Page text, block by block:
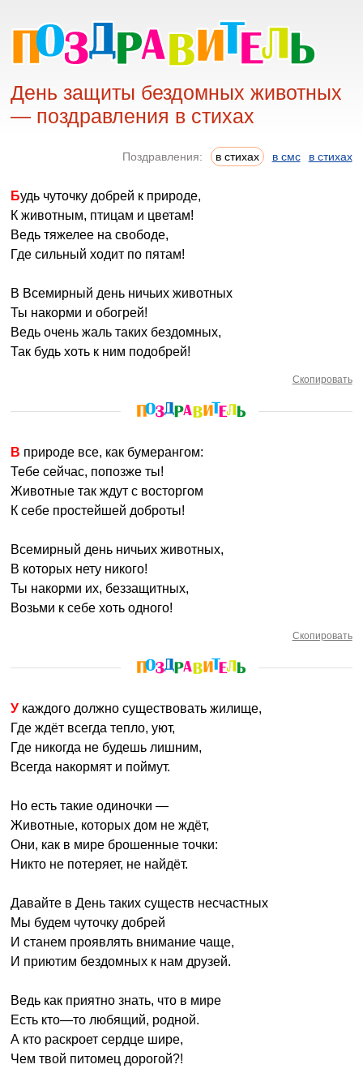
День защиты бездомных животных
— поздравления в стихах
Поздравления: в стихах в смс в стихах
Будь чуточку добрей к природе,
К животным, птицам и цветам!
Ведь тяжелее на свободе,
Где сильный ходит по пятам!
В Всемирный день ничьих животных
Ты накорми и обогрей!
Ведь очень жаль таких бездомных,
Так будь хоть к ним подобрей!
Скопировать
В природе все, как бумерангом:
Тебе сейчас, попозже ты!
Животные так ждут с восторгом
К себе простейшей доброты!
Всемирный день ничьих животных,
В которых нету никого!
Ты накорми их, беззащитных,
Возьми к себе хоть одного!
Скопировать
У каждого должно существовать жилище,
Где ждёт всегда тепло, уют,
Где никогда не будешь лишним,
Всегда накормят и поймут.
Но есть такие одиночки —
Животные, которых дом не ждёт,
Они, как в мире брошенные точки:
Никто не потеряет, не найдёт.
Давайте в День таких существ несчастных
Мы будем чуточку добрей
И станем проявлять внимание чаще,
И приютим бездомных к нам друзей.
Ведь как приятно знать, что в мире
Есть кто—то любящий, родной.
А кто раскроет сердце шире,
Чем твой питомец дорогой?!